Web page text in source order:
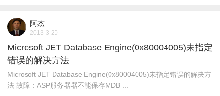
阿杰
2013-3-20
Microsoft JET Database Engine(0x80004005)未指定
错误的解决方法
Microsoft JET Database Engine(0x80004005)未指定错误的解决方
法 故障：ASP服务器器不能保存MDB ...